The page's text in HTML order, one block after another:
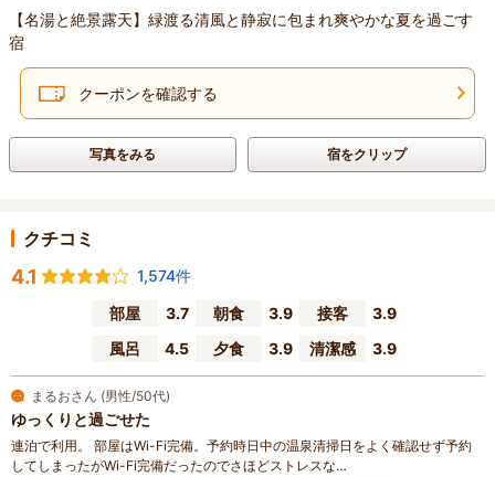
【名湯と絶景露天】緑渡る清風と静寂に包まれ爽やかな夏を過ごす
宿
クーポンを確認する
写真をみる 宿をクリップ
クチコミ
4.1
1,574件
部屋
3.7 朝食 3.9 接客
3.9
風呂
4.5 夕食 3.9 清潔感 3.9
まるおさん (男性/50代)
ゆっくりと過ごせた
連泊で利用。 部屋はWi-Fi完備。予約時日中の温泉清掃日をよく確認せず予約
してしまったがWi-Fi完備だったのでさほどストレスな…